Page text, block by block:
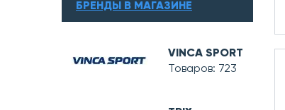
БРЕНДЫ В МАГАЗИНЕ
VINCA SPORT
Товаров: 723